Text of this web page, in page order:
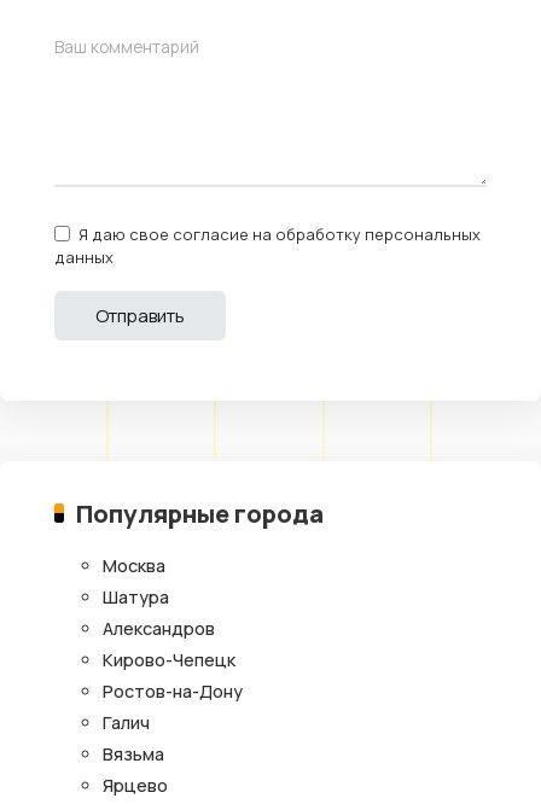
Я даю свое согласие на обработку персональных
данных
Популярные города
Москва
Шатура
Александров
Кирово-Чепецк
Ростов-на-Дону
Галич
Вязьма
Ярцево